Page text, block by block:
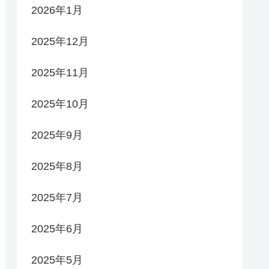
2026年1月
2025年12月
2025年11月
2025年10月
2025年9月
2025年8月
2025年7月
2025年6月
2025年5月